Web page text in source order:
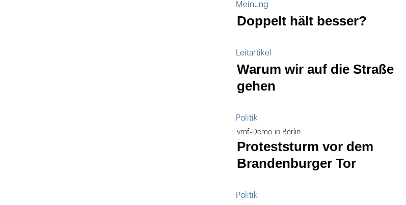
Meinung
Doppelt hält besser?
Leitartikel
Warum wir auf die Straße
gehen
Politik
vmf-Demo in Berlin
Proteststurm vor dem
Brandenburger Tor
Politik